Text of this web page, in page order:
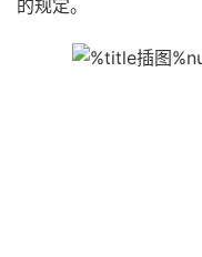
的规定。